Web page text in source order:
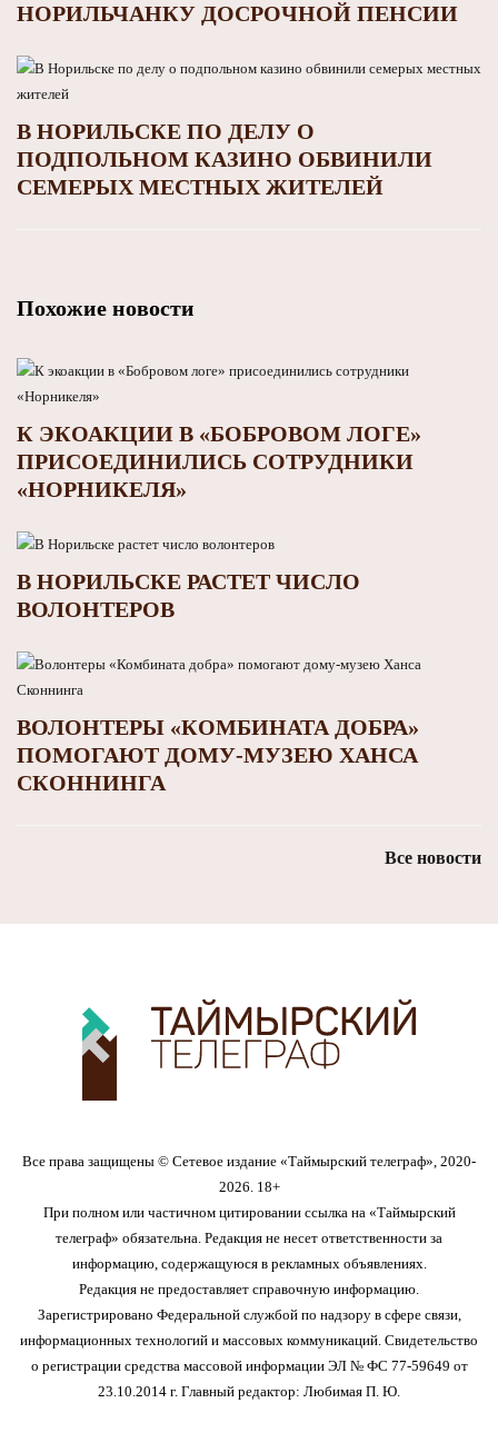
НОРИЛЬЧАНКУ ДОСРОЧНОЙ ПЕНСИИ
В НОРИЛЬСКЕ ПО ДЕЛУ О
ПОДПОЛЬНОМ КАЗИНО ОБВИНИЛИ
СЕМЕРЫХ МЕСТНЫХ ЖИТЕЛЕЙ
Похожие новости
К ЭКОАКЦИИ В «БОБРОВОМ ЛОГЕ»
ПРИСОЕДИНИЛИСЬ СОТРУДНИКИ
«НОРНИКЕЛЯ»
В НОРИЛЬСКЕ РАСТЕТ ЧИСЛО
ВОЛОНТЕРОВ
ВОЛОНТЕРЫ «КОМБИНАТА ДОБРА»
ПОМОГАЮТ ДОМУ-МУЗЕЮ ХАНСА
СКОННИНГА
Все новости
Все права защищены © Сетевое издание «Таймырский телеграф», 2020-
2026. 18+
При полном или частичном цитировании ссылка на «Таймырский
телеграф» обязательна. Редакция не несет ответственности за
информацию, содержащуюся в рекламных объявлениях.
Редакция не предоставляет справочную информацию.
Зарегистрировано Федеральной службой по надзору в сфере связи,
информационных технологий и массовых коммуникаций. Свидетельство
о регистрации средства массовой информации ЭЛ № ФС 77-59649 от
23.10.2014 г. Главный редактор: Любимая П. Ю.